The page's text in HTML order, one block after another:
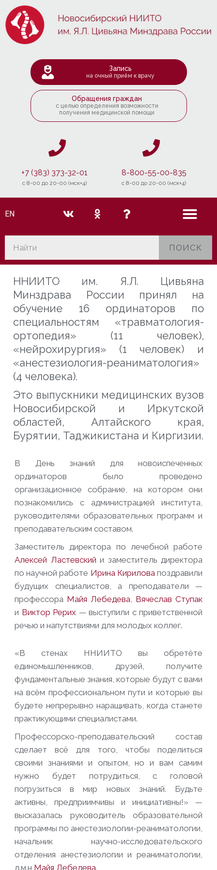
Запись
на очный приём к врачу
Обращения граждан
с целью определения возможности
получения медицинской помощи
+7 (383) 373-32-01
c 8-00 до 20-00 (мск+4)
8-800-55-00-835
c 8-00 до 20-00 (мск+4)
EN
ПОИСК
ННИИТО им. Я.Л. Цивьяна
Минздрава России принял на
обучение 16 ординаторов по
специальностям «травматология-
ортопедия» (11 человек),
«нейрохирургия» (1 человек) и
«анестезиология-реаниматология»
(4 человека).
Это выпускники медицинских вузов
Новосибирской и Иркутской
областей, Алтайского края,
Бурятии, Таджикистана и Киргизии.
В День знаний для новоиспеченных
ординаторов было проведено
организационное собрание, на котором они
познакомились с администрацией института,
руководителями образовательных программ и
преподавательским составом.
Заместитель директора по лечебной работе
Алексей Ластевский и заместитель директора
по научной работе Ирина Кириловапоздравили
будущих специалистов, а преподаватели —
профессора Майя Лебедева, Вячеслав Ступак
и Виктор Рерих — выступили с приветственной
речью и напутствиями для молодых коллег.
«В стенах ННИИТО вы обретёте
единомышленников, друзей, получите
фундаментальные знания, которые будут с вами
на всём профессиональном пути и которые вы
будете непрерывно наращивать, когда станете
практикующими специалистами.
Профессорско-преподавательский состав
сделает всё для того, чтобы поделиться
своими знаниями и опытом, но и вам самим
нужно будет потрудиться, с головой
погрузиться в мир новых знаний. Будьте
активны, предприимчивы и инициативны!» —
высказалась руководитель образовательной
программы по анестезиологии-реаниматологии,
начальник научно-исследовательского
отделения анестезиологии и реаниматологии,
д.м.н Майя Лебедева.